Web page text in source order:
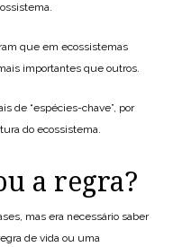
que em ecossistemas
importantes que outros.
de “espécies-chave”, por
do ecossistema.
a regra?
mas era necessário saber
de vida ou uma